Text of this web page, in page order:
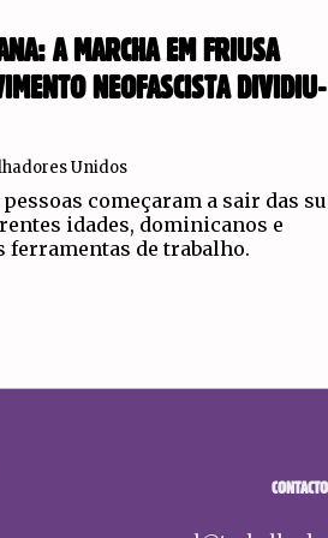
A MARCHA EM FRIUSA
NEOFASCISTA DIVIDIU-
Unidos
começaram a sair das
idades, dominicanos e
ferramentas de trabalho.